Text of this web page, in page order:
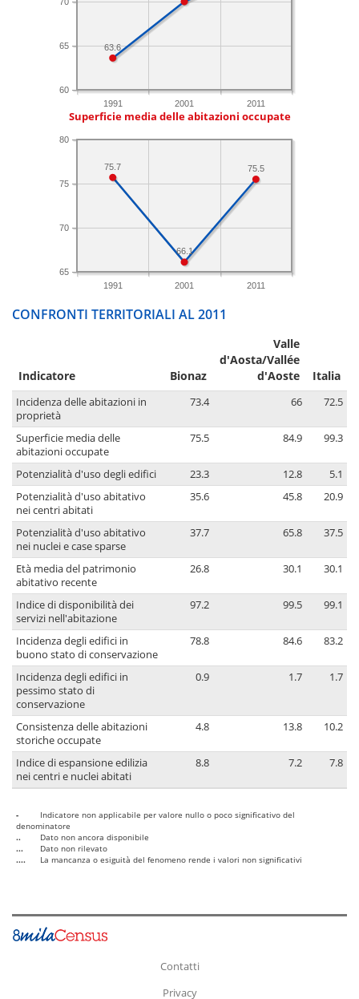
1991 2001 2011
60
65 63.6
Superficie media delle abitazioni occupate
1991 2001 2011
65
70
75
80
75.5
66.1
75.7
CONFRONTI TERRITORIALI AL 2011
Indicatore Bionaz
Valle
d'Aosta/Vallée
d'Aoste
Italia
Incidenza delle abitazioni in
proprietà
73.4 66 72.5
Superficie media delle
abitazioni occupate
75.5 84.9 99.3
Potenzialità d'uso degli edifici 23.3 12.8
5.1
Potenzialità d'uso abitativo
nei centri abitati
35.6 45.8 20.9
Potenzialità d'uso abitativo
nei nuclei e case sparse
37.7 65.8 37.5
Età media del patrimonio
abitativo recente
26.8 30.1 30.1
Indice di disponibilità dei
servizi nell'abitazione
97.2 99.5 99.1
Incidenza degli edifici in
buono stato di conservazione
78.8 84.6 83.2
Incidenza degli edifici in
pessimo stato di
conservazione
0.9 1.7 1.7
Consistenza delle abitazioni
storiche occupate
4.8 13.8 10.2
Indice di espansione edilizia
nei centri e nuclei abitati
8.8 7.2 7.8
-
Indicatore non applicabile per valore nullo o poco significativo del
denominatore
..
Dato non ancora disponibile
...
Dato non rilevato
....
La mancanza o esiguità del fenomeno rende i valori non significativi
Contatti
Privacy